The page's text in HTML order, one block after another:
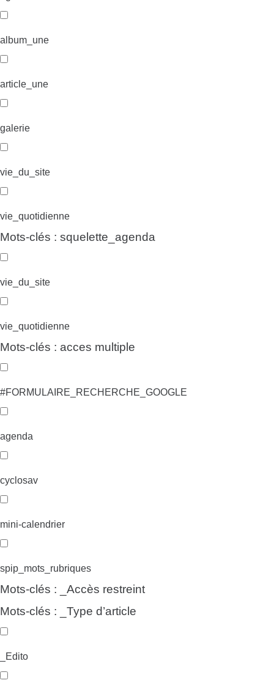
album_une
article_une
galerie
vie_du_site
vie_quotidienne
Mots-clés : squelette_agenda
vie_du_site
vie_quotidienne
Mots-clés : acces multiple
#FORMULAIRE_RECHERCHE_GOOGLE
agenda
cyclosav
mini-calendrier
spip_mots_rubriques
Mots-clés : _Accès restreint
Mots-clés : _Type d’article
_Edito